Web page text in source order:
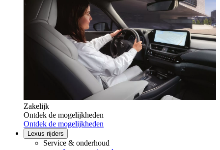
Zakelijk
Ontdek de mogelijkheden
Ontdek de mogelijkheden
Lexus rijders
Service & onderhoud